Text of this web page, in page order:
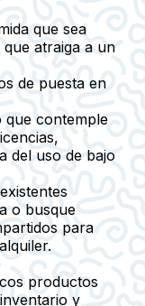
que sea
atraiga a un
de puesta en
que contemple
del uso de bajo
o busque
para
productos
y